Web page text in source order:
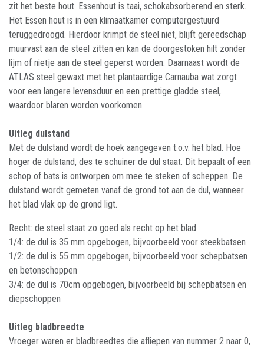
zit het beste hout. Essenhout is taai, schokabsorberend en sterk.
Het Essen hout is in een klimaatkamer computergestuurd
teruggedroogd. Hierdoor krimpt de steel niet, blijft gereedschap
muurvast aan de steel zitten en kan de doorgestoken hilt zonder
lijm of nietje aan de steel geperst worden. Daarnaast wordt de
ATLAS steel gewaxt met het plantaardige Carnauba wat zorgt
voor een langere levensduur en een prettige gladde steel,
waardoor blaren worden voorkomen.
Uitleg dulstand
Met de dulstand wordt de hoek aangegeven t.o.v. het blad. Hoe
hoger de dulstand, des te schuiner de dul staat. Dit bepaalt of een
schop of bats is ontworpen om mee te steken of scheppen. De
dulstand wordt gemeten vanaf de grond tot aan de dul, wanneer
het blad vlak op de grond ligt.
Recht: de steel staat zo goed als recht op het blad
1/4: de dul is 35 mm opgebogen, bijvoorbeeld voor steekbatsen
1/2: de dul is 55 mm opgebogen, bijvoorbeeld voor schepbatsen
en betonschoppen
3/4: de dul is 70cm opgebogen, bijvoorbeeld bij schepbatsen en
diepschoppen
Uitleg bladbreedte
Vroeger waren er bladbreedtes die afliepen van nummer 2 naar 0,